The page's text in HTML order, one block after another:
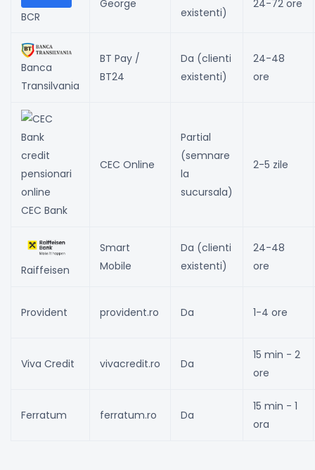
BCR
George
existenti)
24-72 ore
Banca
Transilvania
BT Pay /
BT24
Da (clienti
existenti)
24-48
ore
CEC Bank
CEC Online
Partial
(semnare
la
sucursala)
2-5 zile
Raiffeisen
Smart
Mobile
Da (clienti
existenti)
24-48
ore
Provident provident.ro Da 1-4 ore
Viva Credit vivacredit.ro Da
15 min - 2
ore
Ferratum ferratum.ro Da
15 min - 1
ora